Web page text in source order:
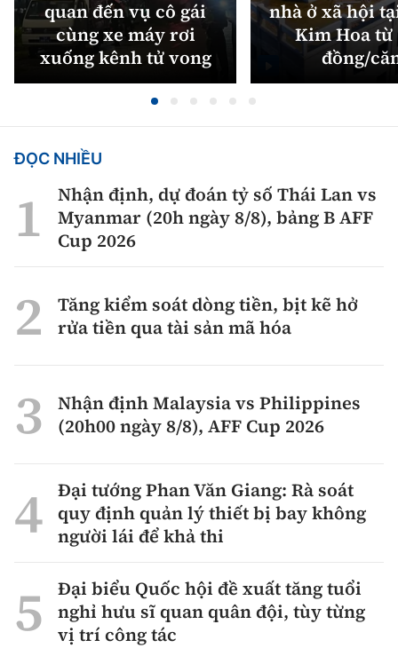
quan đến vụ cô gái
cùng xe máy rơi
xuống kênh tử vong
nhà ở xã hội
Kim Hoa từ
đồng/
ĐỌC NHIỀU
Nhận định, dự đoán tỷ số Thái Lan vs
Myanmar (20h ngày 8/8), bảng B AFF
Cup 2026
Tăng kiểm soát dòng tiền, bịt kẽ hở
rửa tiền qua tài sản mã hóa
Nhận định Malaysia vs Philippines
(20h00 ngày 8/8), AFF Cup 2026
Đại tướng Phan Văn Giang: Rà soát
quy định quản lý thiết bị bay không
người lái để khả thi
Đại biểu Quốc hội đề xuất tăng tuổi
nghỉ hưu sĩ quan quân đội, tùy từng
vị trí công tác